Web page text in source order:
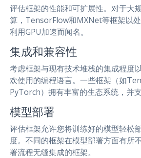
评估框架的性能和可扩展性。对于大
算，TensorFlow和MXNet等框架以
利用GPU加速而闻名。
集成和兼容性
考虑框架与现有技术堆栈的集成程度
欢使用的编程语言。一些框架（如
PyTorch）拥有丰富的生态系统，并支
模型部署
评估框架允许您将训练好的模型轻松
度。不同的框架在模型部署方面有所
署流程无缝集成的框架。